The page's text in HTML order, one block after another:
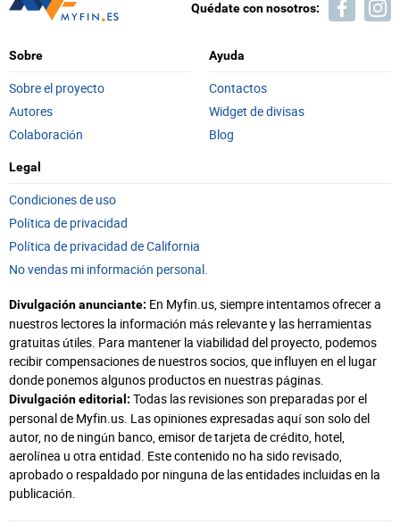
Quédate con nosotros:
Sobre
Sobre el proyecto
Autores
Colaboración
Ayuda
Contactos
Widget de divisas
Blog
Legal
Condiciones de uso
Política de privacidad
Política de privacidad de California
No vendas mi información personal.
Divulgación anunciante: En Myfin.us, siempre intentamos ofrecer a
nuestros lectores la información más relevante y las herramientas
gratuitas útiles. Para mantener la viabilidad del proyecto, podemos
recibir compensaciones de nuestros socios, que influyen en el lugar
donde ponemos algunos productos en nuestras páginas.
Divulgación editorial: Todas las revisiones son preparadas por el
personal de Myfin.us. Las opiniones expresadas aquí son solo del
autor, no de ningún banco, emisor de tarjeta de crédito, hotel,
aerolínea u otra entidad. Este contenido no ha sido revisado,
aprobado o respaldado por ninguna de las entidades incluidas en la
publicación.